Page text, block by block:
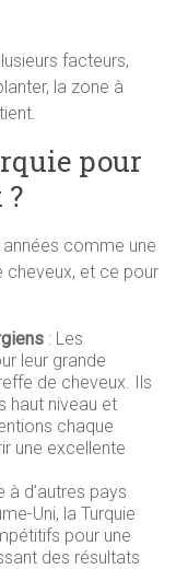
facteurs,
la zone à
pour
années comme une
cheveux, et ce pour
: Les
leur grande
de cheveux. Ils
haut niveau et
chaque
une excellente
à d’autres pays
Uni, la Turquie
pour une
des résultats